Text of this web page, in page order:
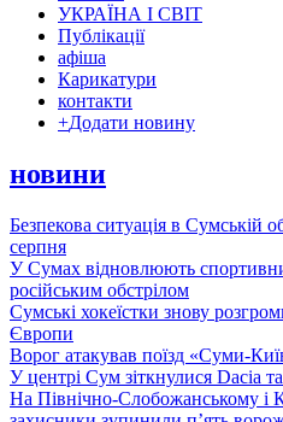
УКРАЇНА І СВІТ
Публікації
афіша
Карикатури
контакти
+Додати новину
новини
Безпекова ситуація в Сумській
серпня
У Сумах відновлюють
російським обстрілом
Сумські хокеїстки знову
Європи
Ворог атакував поїзд «Суми-
У центрі Сум зіткнулися Dacia
На Північно-Слобожанському і